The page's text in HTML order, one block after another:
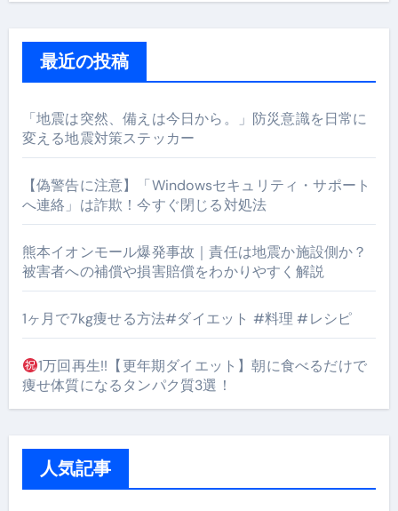
最近の投稿
「地震は突然、備えは今日から。」防災意識を日常に
変える地震対策ステッカー
【偽警告に注意】「Windowsセキュリティ・サポート
へ連絡」は詐欺！今すぐ閉じる対処法
熊本イオンモール爆発事故｜責任は地震か施設側か？
被害者への補償や損害賠償をわかりやすく解説
1ヶ月で7kg痩せる方法#ダイエット #料理 #レシピ
1万回再生!!【更年期ダイエット】朝に食べるだけで
痩せ体質になるタンパク質3選！
人気記事